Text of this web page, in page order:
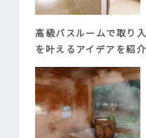
高級バスルームで取り
を叶えるアイデアを紹介